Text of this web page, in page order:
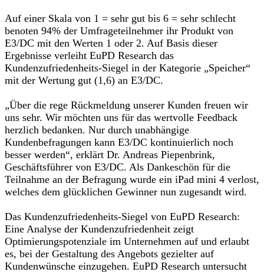
Auf einer Skala von 1 = sehr gut bis 6 = sehr schlecht
benoten 94% der Umfrageteilnehmer ihr Produkt von
E3/DC mit den Werten 1 oder 2. Auf Basis dieser
Ergebnisse verleiht EuPD Research das
Kundenzufriedenheits-Siegel in der Kategorie „Speicher“
mit der Wertung gut (1,6) an E3/DC.
„Über die rege Rückmeldung unserer Kunden freuen wir
uns sehr. Wir möchten uns für das wertvolle Feedback
herzlich bedanken. Nur durch unabhängige
Kundenbefragungen kann E3/DC kontinuierlich noch
besser werden“, erklärt Dr. Andreas Piepenbrink,
Geschäftsführer von E3/DC. Als Dankeschön für die
Teilnahme an der Befragung wurde ein iPad mini 4 verlost,
welches dem glücklichen Gewinner nun zugesandt wird.
Das Kundenzufriedenheits-Siegel von EuPD Research:
Eine Analyse der Kundenzufriedenheit zeigt
Optimierungspotenziale im Unternehmen auf und erlaubt
es, bei der Gestaltung des Angebots gezielter auf
Kundenwünsche einzugehen. EuPD Research untersucht